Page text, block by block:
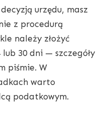
urzędu, masz
z procedurą
należy złożyć
30 dni — szczegóły
piśmie. W
warto
podatkowym.